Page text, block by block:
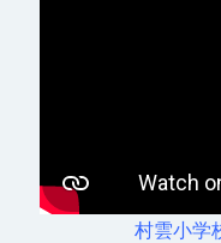
村雲小学